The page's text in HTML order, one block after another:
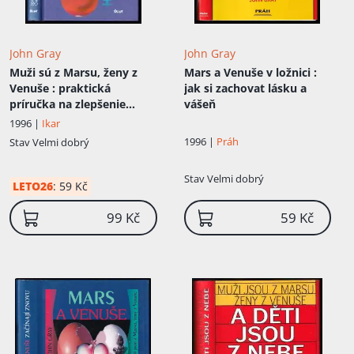
John Gray
Muži sú z Marsu, ženy z
Venuše : praktická
príručka na zlepšenie
partnerských vzťahov
1996 | Ikar
StavVelmi dobrý
LETO26: 59 Kč
99 Kč
John Gray
Mars a Venuše v ložnici :
jak si zachovat lásku a
vášeň
1996 | Práh
StavVelmi dobrý
59 Kč